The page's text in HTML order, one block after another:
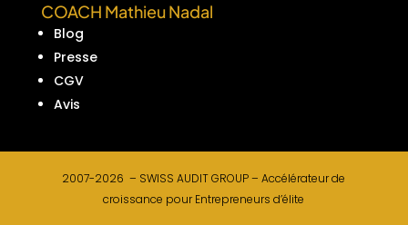
COACH Mathieu Nadal
Blog
Presse
CGV
Avis
2007-2026 – SWISS AUDIT GROUP –Accélérateur de
croissance pour Entrepreneurs d’élite